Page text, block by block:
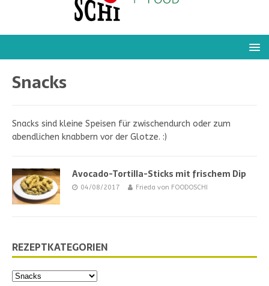
Snacks
Snacks sind kleine Speisen für zwischendurch oder zum
abendlichen knabbern vor der Glotze. :)
Avocado-Tortilla-Sticks mit frischem Dip
04/08/2017 Frieda von FOODOSCHI
REZEPTKATEGORIEN